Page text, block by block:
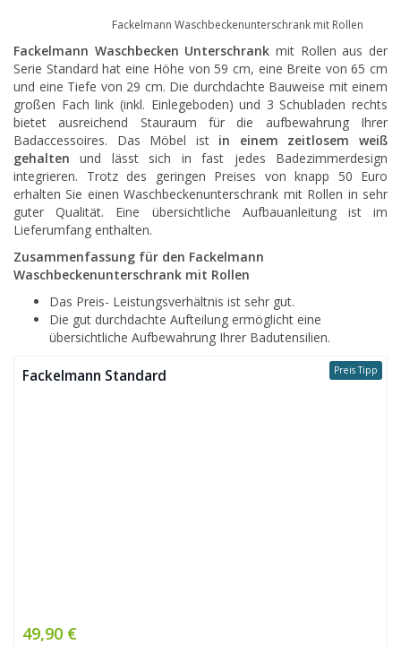
Fackelmann Waschbeckenunterschrank mit Rollen
Fackelmann Waschbecken Unterschrank mit Rollen aus der
Serie Standard hat eine Höhe von 59 cm, eine Breite von 65 cm
und eine Tiefe von 29 cm. Die durchdachte Bauweise mit einem
großen Fach link (inkl. Einlegeboden) und 3 Schubladen rechts
bietet ausreichend Stauraum für die aufbewahrung Ihrer
Badaccessoires. Das Möbel ist in einem zeitlosem weiß
gehalten und lässt sich in fast jedes Badezimmerdesign
integrieren. Trotz des geringen Preises von knapp 50 Euro
erhalten Sie einen Waschbeckenunterschrank mit Rollen in sehr
guter Qualität. Eine übersichtliche Aufbauanleitung ist im
Lieferumfang enthalten.
Zusammenfassung für den Fackelmann
Waschbeckenunterschrank mit Rollen
Das Preis- Leistungsverhältnis ist sehr gut.
Die gut durchdachte Aufteilung ermöglicht eine
übersichtliche Aufbewahrung Ihrer Badutensilien.
Preis Tipp
Fackelmann Standard
49,90 €